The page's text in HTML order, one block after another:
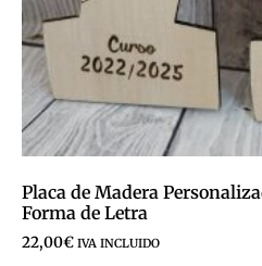
Placa de Madera
Forma de Letra
22,00€ IVA INCLUIDO